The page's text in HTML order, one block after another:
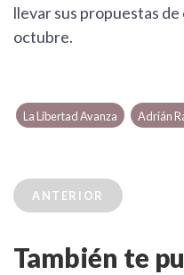
llevar sus propuestas de
octubre.
La Libertad Avanza Adrián
ANTERIOR
También te